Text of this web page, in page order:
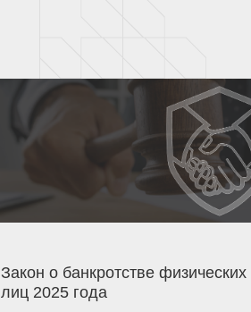
Закон о банкротстве физических
лиц 2025 года